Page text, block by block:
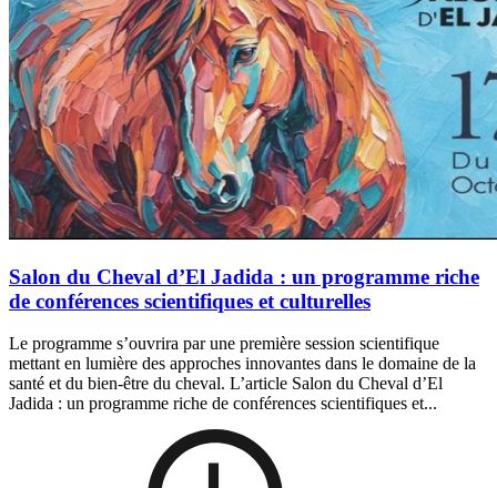
Salon du Cheval d’El Jadida : un programme riche
de conférences scientifiques et culturelles
Le programme s’ouvrira par une première session scientifique
mettant en lumière des approches innovantes dans le domaine de la
santé et du bien-être du cheval. L’article Salon du Cheval d’El
Jadida : un programme riche de conférences scientifiques et...